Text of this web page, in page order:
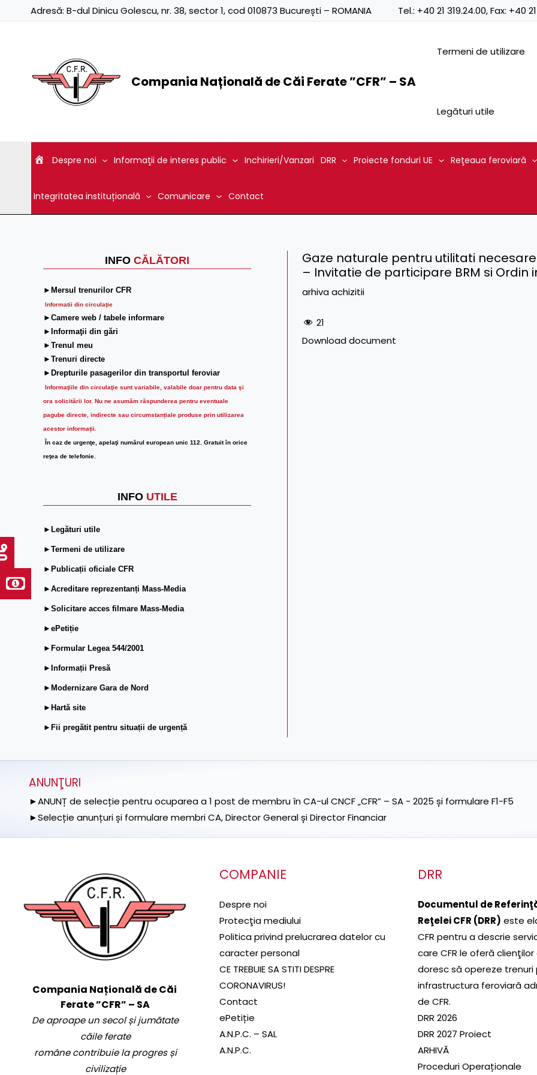
Adresă: B-dul Dinicu Golescu, nr. 38, sector 1, cod 010873 București – ROMANIA Tel.: +40 21 319.24.00, Fax: +40
Compania Națională de Căi Ferate ”CFR” – SA
Termeni de utilizare
Legături utile
Despre noi Informaţii de interes public Inchirieri/Vanzari DRR Proiecte fonduri UE Reţeaua feroviară
Integritatea instituțională Comunicare Contact
INFO CĂLĂTORI
►Mersul trenurilor CFR
Informatii din circulaţie
►Camere web / tabele informare
►Informaţii din gări
►Trenul meu
►Trenuri directe
►Drepturile pasagerilor din transportul feroviar
Informaţiile din circulaţie sunt variabile, valabile doar pentru data şi
ora solicitării lor. Nu ne asumăm răspunderea pentru eventuale
pagube directe, indirecte sau circumstanțiale produse prin utilizarea
acestor informații.
În caz de urgenţe, apelaţi numărul european unic 112. Gratuit în orice
reţea de telefonie.
INFO UTILE
►Legături utile
►Termeni de utilizare
►Publicații oficiale CFR
►Acreditare reprezentanți Mass-Media
►Solicitare acces filmare Mass-Media
►ePetiție
►Formular Legea 544/2001
►Informații Presă
►Modernizare Gara de Nord
►Hartă site
►Fii pregătit pentru situații de urgență
Gaze naturale pentru utilitati necesare
– Invitatie de participare BRM si Ordin
arhiva achizitii
21
Download document
ANUNŢURI
►ANUNȚ de selecție pentru ocuparea a 1 post de membru în CA-ul CNCF „CFR” – SA - 2025 și formulare F1-F5
►Selecție anunțuri și formulare membri CA, Director General și Director Financiar
Compania Națională de Căi
Ferate ”CFR” – SA
De aproape un secol și jumătate
căile ferate
române contribuie la progres și
civilizație
COMPANIE
Despre noi
Protecţia mediului
Politica privind prelucrarea datelor cu
caracter personal
CE TREBUIE SA STITI DESPRE
CORONAVIRUS!
Contact
ePetiție
A.N.P.C. – SAL
A.N.P.C.
DRR
Documentul de
Reţelei CFR (DRR) este
CFR pentru a descrie
care CFR le oferă clienţilor
doresc să opereze trenuri
infrastructura feroviară
de CFR.
DRR 2026
DRR 2027 Proiect
ARHIVĂ
Proceduri Operaționale